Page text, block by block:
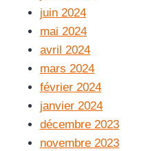
juin 2024
mai 2024
avril 2024
mars 2024
février 2024
janvier 2024
décembre 2023
novembre 2023